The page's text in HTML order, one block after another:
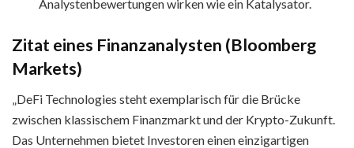
Analystenbewertungen wirken wie ein Katalysator.
Zitat eines Finanzanalysten (Bloomberg
Markets)
„DeFi Technologies steht exemplarisch für die Brücke
zwischen klassischem Finanzmarkt und der Krypto-Zukunft.
Das Unternehmen bietet Investoren einen einzigartigen